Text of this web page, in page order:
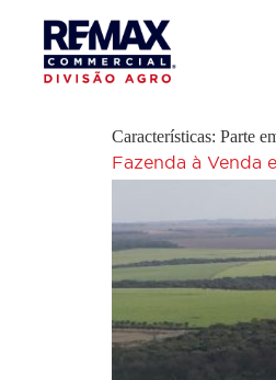
Características: Parte
Fazenda à Venda